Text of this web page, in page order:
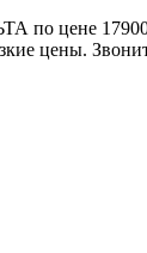
по цене
цены.